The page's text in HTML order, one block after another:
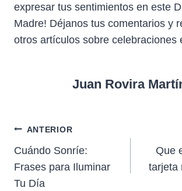
expresar tus sentimientos en este
Madre! Déjanos tus comentarios y
otros artículos sobre celebraciones
Juan Rovira
Navegación
de
entradas
ANTERIOR
Cuándo Sonríe:
Frases para Iluminar
Tu Día
Que
tarjeta